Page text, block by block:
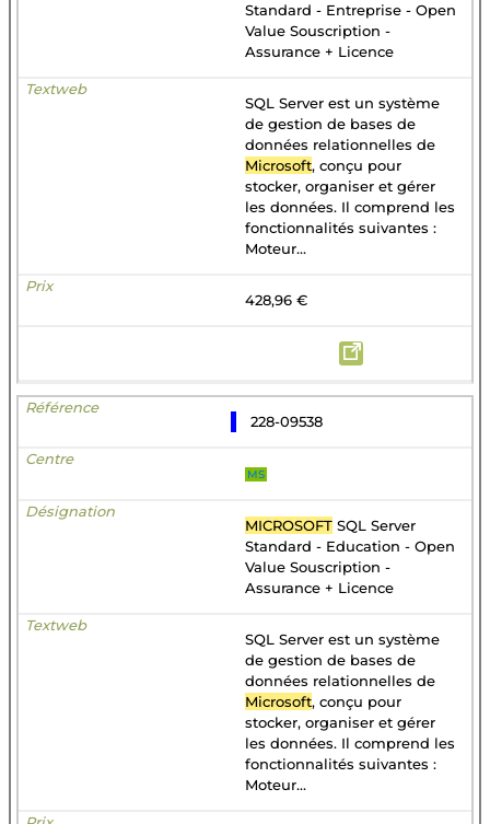
Standard - Entreprise - Open
Value Souscription -
Assurance + Licence
SQL Server est un système
de gestion de bases de
données relationnelles de
Microsoft, conçu pour
stocker, organiser et gérer
les données. Il comprend les
fonctionnalités suivantes :
Moteur...
428,96 €
228-09538
MS
MICROSOFT SQL Server
Standard - Education - Open
Value Souscription -
Assurance + Licence
SQL Server est un système
de gestion de bases de
données relationnelles de
Microsoft, conçu pour
stocker, organiser et gérer
les données. Il comprend les
fonctionnalités suivantes :
Moteur...